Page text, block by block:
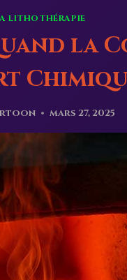
LITHOTHÉRAPIE
la
mars 27, 2025